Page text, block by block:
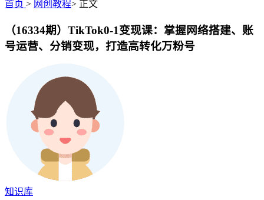
首页 > 网创教程> 正文
（16334期）TikTok0-1变现课：掌握网络搭建、账
号运营、分销变现，打造高转化万粉号
知识库